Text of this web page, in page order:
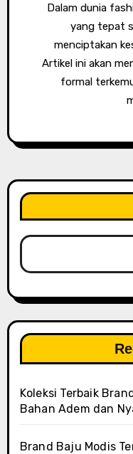
Dalam dunia fashion, pemilihan busana formal
yang tepat
menciptakan
Artikel ini akan
formal
Koleksi Terbaik
Bahan Adem dan
Brand Baju Modis